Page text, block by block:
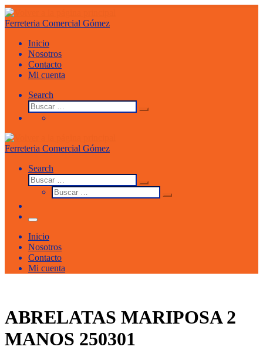
Saltar
al
contenido
Ferreteria Comercial Gómez
Inicio
Nosotros
Contacto
Mi cuenta
Search
Buscar
Buscar
Ferreteria Comercial Gómez
Search
Buscar
Buscar
…
Buscar
Buscar
Menu
Inicio
Nosotros
Contacto
Mi cuenta
ABRELATAS MARIPOSA 2
MANOS 250301